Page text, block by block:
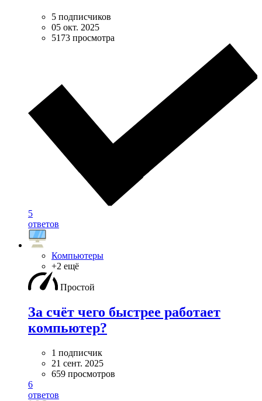
5 подписчиков
05 окт. 2025
5173 просмотра
5
ответов
Компьютеры
+2 ещё
Простой
За счёт чего быстрее работает
компьютер?
1 подписчик
21 сент. 2025
659 просмотров
6
ответов